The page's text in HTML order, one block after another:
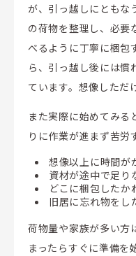
が、引っ越しにともな
の荷物を整理し、必要
べるように丁寧に梱包
ら、引っ越し後には慣
ています。想像しただ
また実際に始めてみる
りに作業が進まず苦労
想像以上に時間が
資材が途中で足り
どこに梱包したか
旧居に忘れ物をし
荷物量や家族が多い方
まったらすぐに準備を